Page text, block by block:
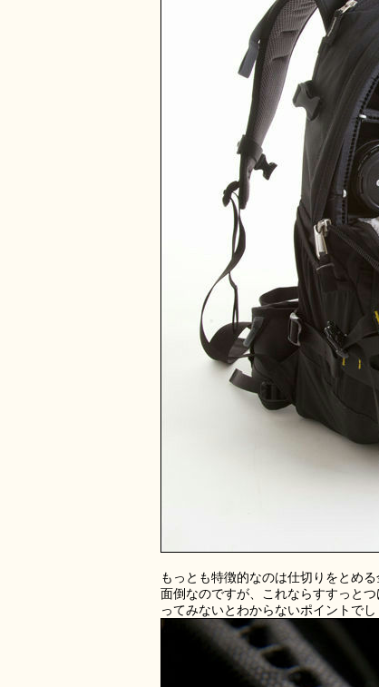
もっとも特徴的なのは仕切りをとめ
面倒なのですが、これならすすっと
ってみないとわからないポイントでし